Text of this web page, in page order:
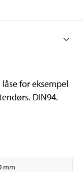
for eksempel
DIN94.
mm